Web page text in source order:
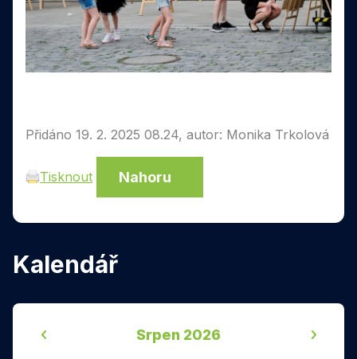
Přidáno 19. 2. 2025 08.24, autor: Monika Trkolová
Tisknout Nahoru
Kalendář
Srpen 2026